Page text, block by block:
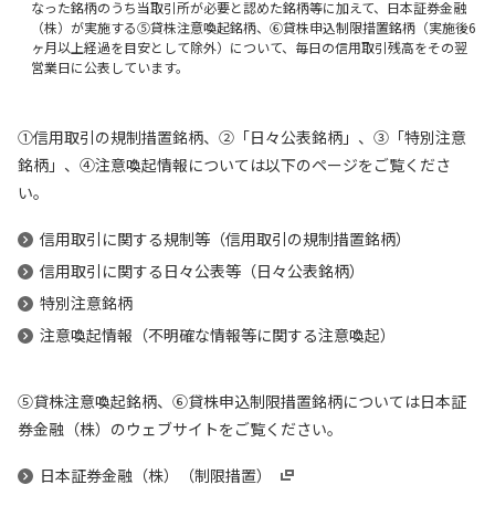
なった銘柄のうち当取引所が必要と認めた銘柄等に加えて、日本証券金融
（株）が実施する⑤貸株注意喚起銘柄、⑥貸株申込制限措置銘柄（実施後6
ヶ月以上経過を目安として除外）について、毎日の信用取引残高をその翌
営業日に公表しています。
①信用取引の規制措置銘柄、②「日々公表銘柄」、③「特別注意
銘柄」、④注意喚起情報については以下のページをご覧くださ
い。
信用取引に関する規制等（信用取引の規制措置銘柄）
信用取引に関する日々公表等（日々公表銘柄）
特別注意銘柄
注意喚起情報（不明確な情報等に関する注意喚起）
⑤貸株注意喚起銘柄、⑥貸株申込制限措置銘柄については日本証
券金融（株）のウェブサイトをご覧ください。
日本証券金融（株）（制限措置）